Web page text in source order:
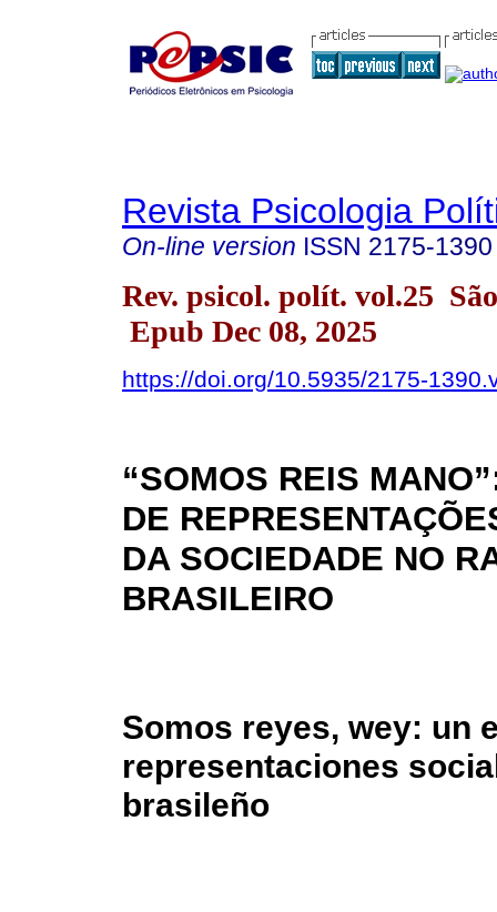
Revista Psicologia
On-line version ISSN 2175-1390
Rev. psicol. polít. vol.25
Epub Dec 08, 2025
https://doi.org/10.5935/2175-
“SOMOS REIS
DE
DA SOCIEDADE NO
BRASILEIRO
Somos reyes, wey: un
representaciones
brasileño